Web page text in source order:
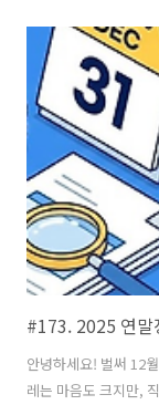
월동 준비템 3가지 키
따뜻하게 보내세요
나 등하굣길, 칼바람
히 핫팩은 낱개로 사면
핫팩: 주머니에 하나,
안녕하세요! 벌써 12
레는 마음도 크지만,